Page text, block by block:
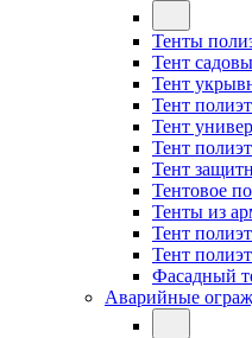
Тенты
Тент
Тент
Тент
Тент
Тент
Тент
Тентовое
Тенты из
Тент
Тент
Фасадный
Аварийные